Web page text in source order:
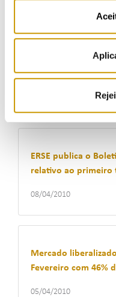
grandes clientes e
mercado
ERSE publica o
relativo ao primeiro
08/04/2010
Mercado
Fevereiro com 46%
05/04/2010